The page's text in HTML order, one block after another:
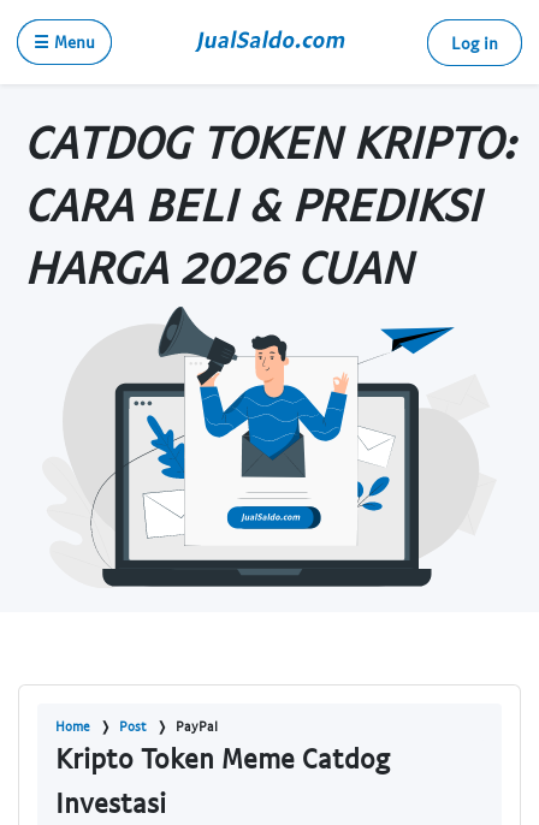
☰ Menu Log in
CATDOG TOKEN KRIPTO:
CARA BELI & PREDIKSI
HARGA 2026 CUAN
Home Post PayPal
Kripto Token Meme Catdog
Investasi